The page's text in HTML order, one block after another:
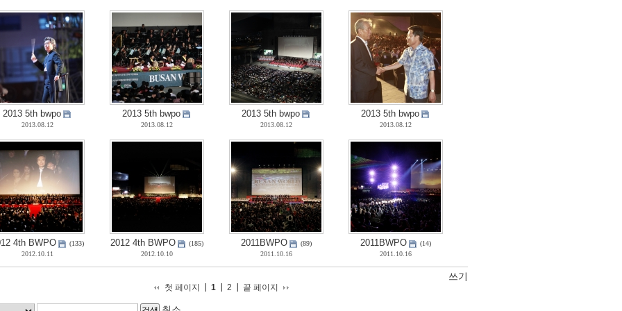
2013 5th bwpo
2013.08.12
2013 5th bwpo
2013.08.12
2013 5th bwpo
2013.08.12
2013 5th bwpo
2013.08.12
4th BWPO
(133)
2012.10.11
2012 4th BWPO
(185)
2012.10.10
2011BWPO
(89)
2011.10.16
2011BWPO
(14)
2011.10.16
쓰기
첫 페이지 1 2 끝 페이지